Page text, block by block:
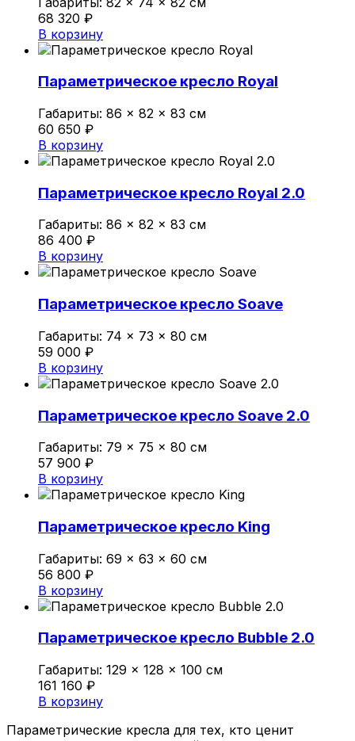
68 320 ₽
В корзину
Параметрическое кресло Royal
Габариты: 86 × 82 × 83 см
60 650 ₽
В корзину
Параметрическое кресло Royal 2.0
Габариты: 86 × 82 × 83 см
86 400 ₽
В корзину
Параметрическое кресло Soave
Габариты: 74 × 73 × 80 см
59 000 ₽
В корзину
Параметрическое кресло Soave 2.0
Габариты: 79 × 75 × 80 см
57 900 ₽
В корзину
Параметрическое кресло King
Габариты: 69 × 63 × 60 см
56 800 ₽
В корзину
Параметрическое кресло Bubble 2.0
Габариты: 129 × 128 × 100 см
161 160 ₽
В корзину
Параметрические кресла для тех, кто ценит